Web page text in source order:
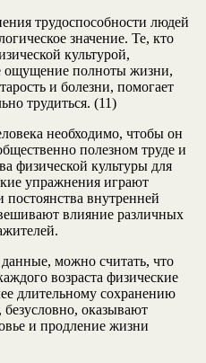
трудоспособности людей
значение. Те, кто
культурой,
ощущение полноты жизни,
и болезни, помогает
трудиться. (11)
необходимо, чтобы он
полезном труде и
физической культуры для
упражнения играют
внутренней
влияние различных
можно считать, что
возраста физические
длительному сохранению
оказывают
и продление жизни